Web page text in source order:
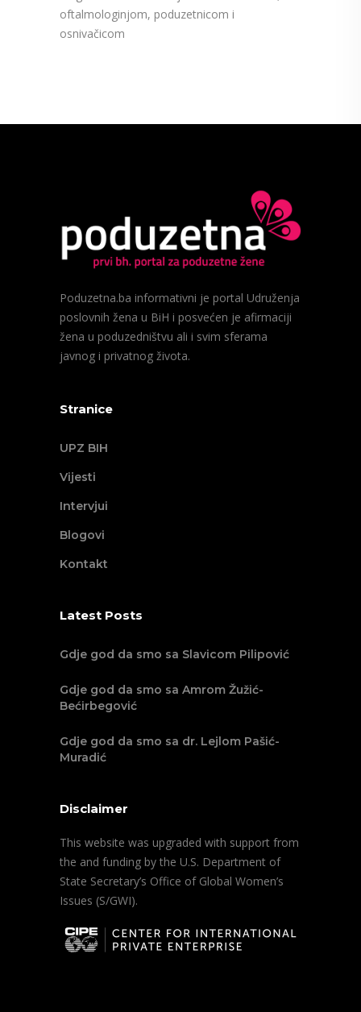
oftalmologinjom, poduzetnicom i
osnivačicom
Poduzetna.ba informativni je portal Udruženja
poslovnih žena u BiH i posvećen je afirmaciji
žena u poduzedništvu ali i svim sferama
javnog i privatnog života.
Stranice
UPZ BIH
Vijesti
Intervjui
Blogovi
Kontakt
Latest Posts
Gdje god da smo sa Slavicom Pilipović
Gdje god da smo sa Amrom Žužić-
Bećirbegović
Gdje god da smo sa dr. Lejlom Pašić-
Muradić
Disclaimer
This website was upgraded with support from
the and funding by the U.S. Department of
State Secretary’s Office of Global Women’s
Issues (S/GWI).